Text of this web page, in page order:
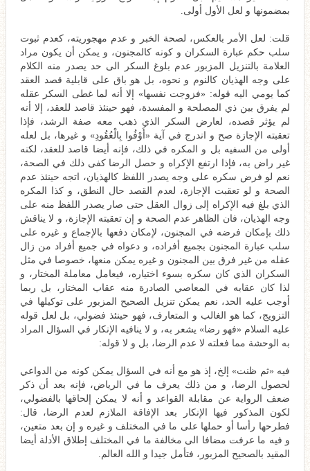
بمضمونها و لعل الأول أولى.
قلت: لعل الأمر بالعكس، لصحة الخبر و عدم مهجوريته، كعدم ثبوت
سلب حكم عبارة السكران و كونه كالمجنون، و يمكن أن يكون مراد
العلامة بالتنزيل المزبور عدم بلوغ السكر الى حد يصدر منه الكلام
على وجه الهذيان كالنوم و نحوه، بل هو باق على قابلية قصد العقد
كما يومي اليه قوله: «فزوجت نفسها» إلا أنه لما غطى السكر عقله
لم يفرق بين ذي المصلحة و المفسدة، فهو حينئذ قاصد للعقد، إلا أنه
لم يؤثر قصده، لعارض السكر الذي ذهب معه صفة الرشد، فإذا
تعقبته الإجازة صح و اندرج في آية «أَوْفُوا بِالْعُقُودِ» و غيرها، بل لعله
أولى من السفيه بل و المكره في ذلك، فإنه أيضا قاصد للعقد، لكنه
غير راض به، فإذا ارتفع الإكراه و حصل الرضا كفى ذلك في الصحة،
نعم لو فرض سكره على وجه يصدر اللفظ كالهذيان، اتجه حينئذ عدم
الصحة و لو تعقبت الإجازة، لعدم القصد حال النطق، و كذا المكره
الذي بلغ فيه الإكراه إلى زوال العقل حتى صار يصدر اللفظ منه على
وجه الهذيان، فان الظاهر عدم الصحة و إن تعقبته الإجازة، و لا يناقش
ذلك بإمكان فرضه في المجنون، لإمكان دفعها بالإجماع و غيره على
سلب عبارة المجنون بجميع أفراده، و دعواه في جميع أفراد من زال
عقله من غير فرق بين المجنون و غيره يمكن منعها، خصوصا في مثل
السكران الذي كان سكره بسوء اختياره، فيعامل‌ معاملة المختار، و
لذا كان عقابه في المعاصي الصادرة منه عقاب المختار، بل ربما
أوجب عليه الحد، نعم يمكن تنزيل الصحيح المزبور على توكيلها في
التزويج، كما هو الغالب و المتعارف، فهو حينئذ فضولي، بل لعل قوله
عليه السلام «فهو رضا» يشعر به، و لا ينافيه الإنكار في السؤال المراد
به الوحشة مما فعلته لا عدم الرضا، بل و لا قوله:
فيه «ثم ظنت» إلخ، إذ هو مع أنه في السؤال يمكن كونه من الدواعي
لحصول الرضا، و من ذلك يعرف ما في الرياض، فإنه بعد أن ذكر
ضعف الرواية عن مقابلة القواعد و أنه لا يمكن إلحاقها بالفضولي،
لكون المذكور فيها الإنكار بعد الإفاقة الملازم لعدم الرضا، قال:
فطرحها رأسا أو حملها على ما في المختلف و غيره و إن بعد متعين،
و فيه ما عرفت مضافا الى مخالفة ما في المختلف إطلاق الأدلة أيضا
المقيد بالصحيح المزبور، فتأمل جيدا و الله العالم.